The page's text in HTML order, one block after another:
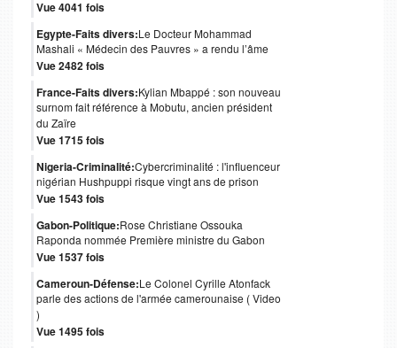
Vue 4041 fois
Egypte-Faits divers:Le Docteur Mohammad
Mashali « Médecin des Pauvres » a rendu l’âme
Vue 2482 fois
France-Faits divers:Kylian Mbappé : son nouveau
surnom fait référence à Mobutu, ancien président
du Zaïre
Vue 1715 fois
Nigeria-Criminalité:Cybercriminalité : l'influenceur
nigérian Hushpuppi risque vingt ans de prison
Vue 1543 fois
Gabon-Politique:Rose Christiane Ossouka
Raponda nommée Première ministre du Gabon
Vue 1537 fois
Cameroun-Défense:Le Colonel Cyrille Atonfack
parle des actions de l'armée camerounaise ( Video
)
Vue 1495 fois